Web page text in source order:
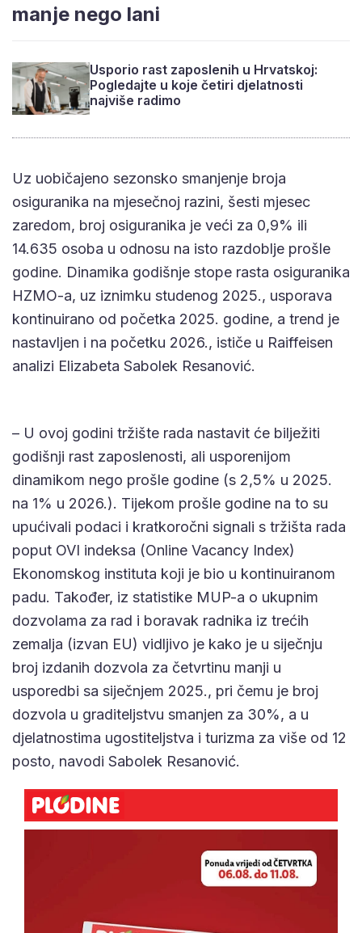
manje nego lani
Usporio rast zaposlenih u Hrvatskoj:
Pogledajte u koje četiri djelatnosti
najviše radimo
Uz uobičajeno sezonsko smanjenje broja
osiguranika na mjesečnoj razini, šesti mjesec
zaredom, broj osiguranika je veći za 0,9% ili
14.635 osoba u odnosu na isto razdoblje prošle
godine. Dinamika godišnje stope rasta osiguranika
HZMO-a, uz iznimku studenog 2025., usporava
kontinuirano od početka 2025. godine, a trend je
nastavljen i na početku 2026., ističe u Raiffeisen
analizi Elizabeta Sabolek Resanović.
– U ovoj godini tržište rada nastavit će bilježiti
godišnji rast zaposlenosti, ali usporenijom
dinamikom nego prošle godine (s 2,5% u 2025.
na 1% u 2026.). Tijekom prošle godine na to su
upućivali podaci i kratkoročni signali s tržišta rada
poput OVI indeksa (Online Vacancy Index)
Ekonomskog instituta koji je bio u kontinuiranom
padu. Također, iz statistike MUP-a o ukupnim
dozvolama za rad i boravak radnika iz trećih
zemalja (izvan EU) vidljivo je kako je u siječnju
broj izdanih dozvola za četvrtinu manji u
usporedbi sa siječnjem 2025., pri čemu je broj
dozvola u graditeljstvu smanjen za 30%, a u
djelatnostima ugostiteljstva i turizma za više od 12
posto, navodi Sabolek Resanović.